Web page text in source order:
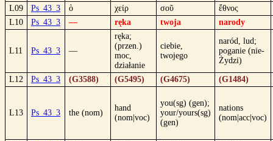
L09
Ps_43_3 ὁ χείρ σοῦ
ἔθνος
L10
Ps_43_3 — ręka twoja narody
L11 Ps_43_3 —
ręka;
(przen.)
moc,
działanie
ciebie,
twojego
naród, lud;
poganie (nie-
Żydzi)
L12 Ps_43_3 (G3588) (G5495) (G4675) (G1484)
L13 Ps_43_3 the (nom)
hand
(nom|voc)
you(sg) (gen);
your/yours(sg)
(gen)
nations
(nom|acc|voc)